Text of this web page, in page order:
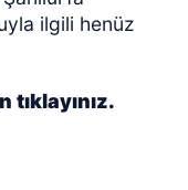
ilgili henüz
tıklayınız.